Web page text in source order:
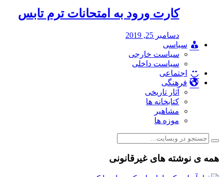
کارت ورود به امتحانات ترم تابس
دسامبر 25, 2019
سیاسی
سیاست خارجی
سیاست داخلی
اجتماعی
فرهنگی
آثار تاریخی
کتابخانه ها
مشاهیر
موزه ها
همه ی نوشته های غیرقانونی